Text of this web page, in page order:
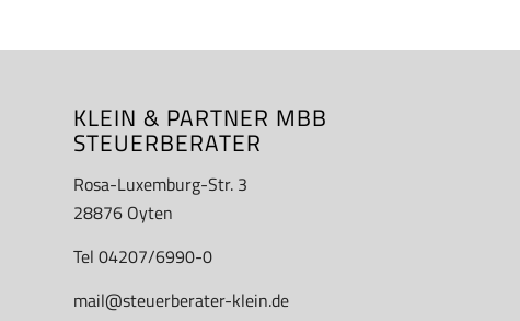
KLEIN & PARTNER MBB
STEUERBERATER
Rosa-Luxemburg-Str. 3
28876 Oyten
Tel 04207/6990-0
mail@steuerberater-klein.de